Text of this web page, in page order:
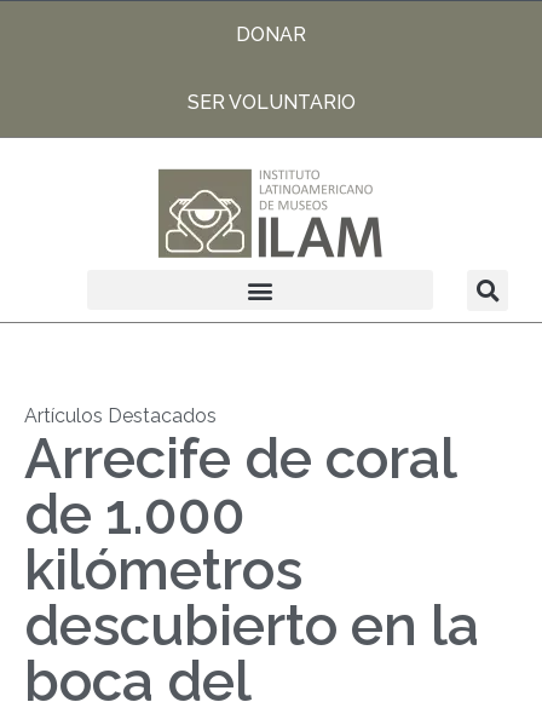
DONAR
SER VOLUNTARIO
Artículos Destacados
Arrecife de coral
de 1.000
kilómetros
descubierto en la
boca del